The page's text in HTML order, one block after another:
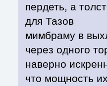
пердеть, а
для Тазов
мимбраму в
через одного
наверно
что мощность